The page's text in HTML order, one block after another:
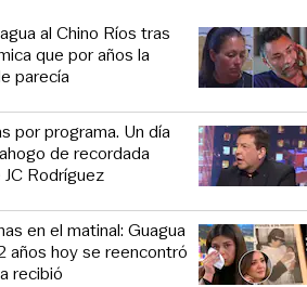
al Chino Ríos tras
que por años la
parecía
por programa. Un día
de recordada
Rodríguez
en el matinal: Guagua
años hoy se reencontró
recibió